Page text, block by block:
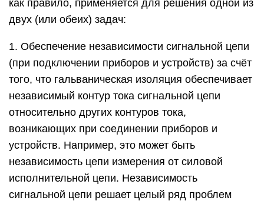
как правило, применяется для решения одной из
двух (или обеих) задач:
1. Обеспечение независимости сигнальной цепи
(при подключении приборов и устройств) за счёт
того, что гальваническая изоляция обеспечивает
независимый контур тока сигнальной цепи
относительно других контуров тока,
возникающих при соединении приборов и
устройств. Например, это может быть
независимость цепи измерения от силовой
исполнительной цепи. Независимость
сигнальной цепи решает целый ряд проблем